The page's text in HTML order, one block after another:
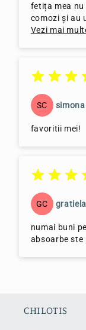
fetița mea
comozi și au
simți că este
Vezi mai
SC
favoritii mei!
GC
numai buni
absoarbe ste
CHILOTIS